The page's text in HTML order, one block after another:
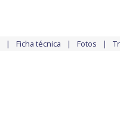
Ficha técnica Fotos